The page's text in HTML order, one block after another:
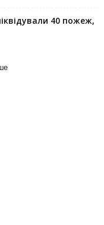
40 пожеж,